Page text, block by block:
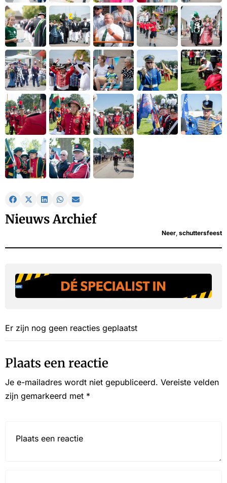
Nieuws Archief
Neer, schuttersfeest
Er zijn nog geen reacties geplaatst
Plaats een reactie
Je e-mailadres wordt niet gepubliceerd. Vereiste velden
zijn gemarkeerd met *